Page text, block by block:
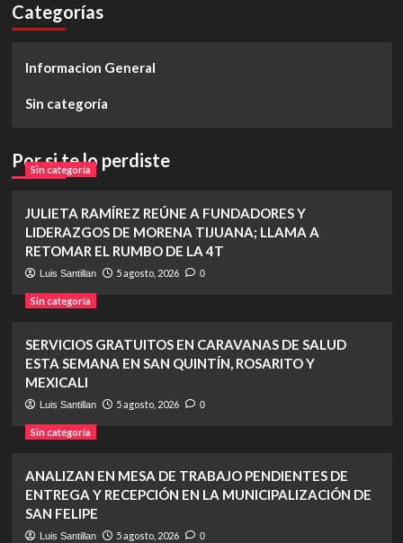
Categorías
Informacion General
Sin categoría
Por si te lo perdiste
Sin categoría
JULIETA RAMÍREZ REÚNE A FUNDADORES Y
LIDERAZGOS DE MORENA TIJUANA; LLAMA A
RETOMAR EL RUMBO DE LA 4T
Luis Santillan 5 agosto, 2026 0
Sin categoría
SERVICIOS GRATUITOS EN CARAVANAS DE SALUD
ESTA SEMANA EN SAN QUINTÍN, ROSARITO Y
MEXICALI
Luis Santillan 5 agosto, 2026 0
Sin categoría
ANALIZAN EN MESA DE TRABAJO PENDIENTES DE
ENTREGA Y RECEPCIÓN EN LA MUNICIPALIZACIÓN DE
SAN FELIPE
Luis Santillan 5 agosto, 2026 0